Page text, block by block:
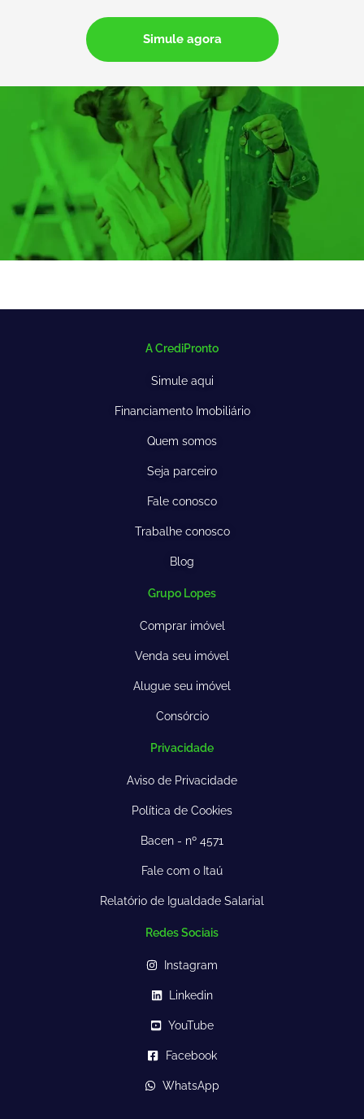
Simule agora
A CrediPronto
Simule aqui
Financiamento Imobiliário
Quem somos
Seja parceiro
Fale conosco
Trabalhe conosco
Blog
Grupo Lopes
Comprar imóvel
Venda seu imóvel
Alugue seu imóvel
Consórcio
Privacidade
Aviso de Privacidade
Política de Cookies
Bacen - nº 4571
Fale com o Itaú
Relatório de Igualdade Salarial
Redes Sociais
Instagram
Linkedin
YouTube
Facebook
WhatsApp